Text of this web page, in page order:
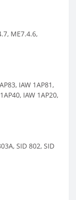
ME7.4.6,
IAW 1AP81,
IAW 1AP20,
SID 802, SID